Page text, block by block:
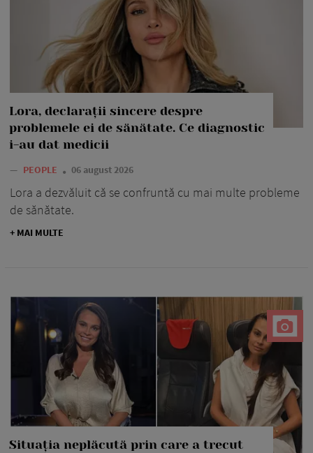
Lora, declarații sincere despre
problemele ei de sănătate. Ce diagnostic
i-au dat medicii
— PEOPLE 06 august 2026
Lora a dezvăluit că se confruntă cu mai multe probleme
de sănătate.
+ MAI MULTE
Situația neplăcută prin care a trecut